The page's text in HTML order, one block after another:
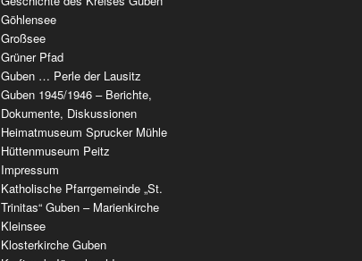
Göhlensee
Großsee
Grüner Pfad
Guben … Perle der Lausitz
Guben 1945/1946 – Berichte,
Dokumente, Diskussionen
Heimatmuseum Sprucker Mühle
Hüttenmuseum Peitz
Impressum
Katholische Pfarrgemeinde „St.
Trinitas“ Guben – Marienkirche
Kleinsee
Klosterkirche Guben